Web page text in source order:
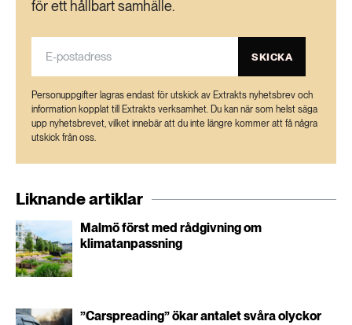
för ett hållbart samhälle.
SKICKA
Personuppgifter lagras endast för utskick av Extrakts nyhetsbrev och
information kopplat till Extrakts verksamhet. Du kan när som helst säga
upp nyhetsbrevet, vilket innebär att du inte längre kommer att få några
utskick från oss.
Liknande artiklar
Malmö först med rådgivning om
klimatanpassning
”Carspreading” ökar antalet svåra olyckor